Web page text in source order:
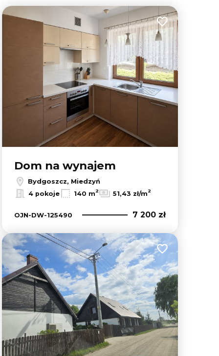
Dodaj do
Dom na wynajem
Bydgoszcz, Miedzyń
4 pokoje 140 m2 51,43 zł/m2
OJN-DW-125490 7 200 zł
Dodaj do